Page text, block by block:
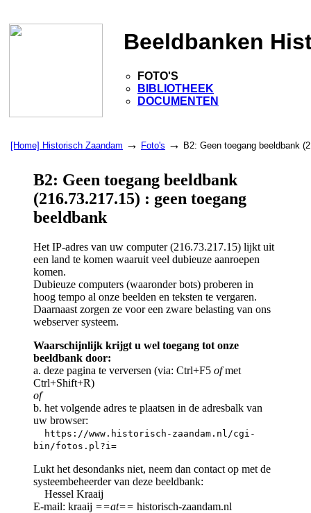
Beeldbanken
FOTO'S
BIBLIOTHEEK
DOCUMENTEN
[Home] Historisch Zaandam → Foto's → B2: Geen toegang beeldbank
B2: Geen toegang beeldbank
(216.73.217.15) : geen toegang
beeldbank
Het IP-adres van uw computer (216.73.217.15) lijkt uit
een land te komen waaruit veel dubieuze aanroepen
komen.
Dubieuze computers (waaronder bots) proberen in
hoog tempo al onze beelden en teksten te vergaren.
Daarnaast zorgen ze voor een zware belasting van ons
webserver systeem.
Waarschijnlijk krijgt u wel toegang tot onze
beeldbank door:
a. deze pagina te verversen (via: Ctrl+F5 ofmet
Ctrl+Shift+R)
of
b. het volgende adres te plaatsen in de adresbalk van
uw browser:
https://www.historisch-zaandam.nl/cgi-
bin/fotos.pl?i=
Lukt het desondanks niet, neem dan contact op met de
systeembeheerder van deze beeldbank:
Hessel Kraaij
E-mail: kraaij ==at== historisch-zaandam.nl